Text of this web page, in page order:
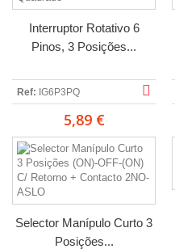
Interruptor Rotativo 6
Pinos, 3 Posições...
Ref: IG6P3PQ
5,89 €
Selector Manípulo Curto 3
Posições...